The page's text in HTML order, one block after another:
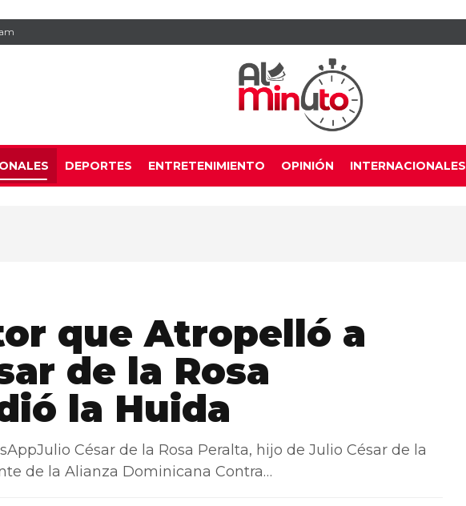
DEPORTES ENTRETENIMIENTO OPINIÓN INTERNACIONALES
que Atropelló a
de la Rosa
la Huida
César de la Rosa Peralta, hijo de Julio César de la
de la Alianza Dominicana Contra…